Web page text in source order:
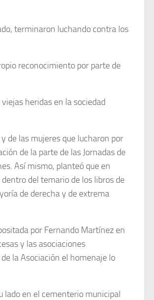
terminaron luchando contra los
reconocimiento por parte de
heridas en la sociedad
de las mujeres que lucharon por
de la parte de las Jornadas de
Así mismo, planteó que en
del temario de los libros de
de derecha y de extrema
por Fernando Martínez en
y las asociaciones
la Asociación el homenaje lo
lado en el cementerio municipal